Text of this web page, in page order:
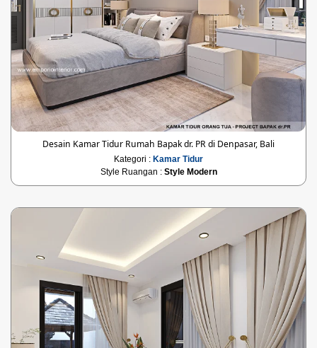
Desain Kamar Tidur Rumah Bapak dr. PR di Denpasar, Bali
Kategori : Kamar Tidur
Style Ruangan : Style Modern